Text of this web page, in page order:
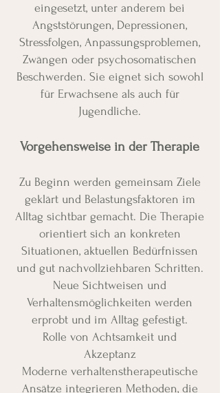
eingesetzt, unter anderem bei
Angststörungen, Depressionen,
Stressfolgen, Anpassungsproblemen,
Zwängen oder psychosomatischen
Beschwerden. Sie eignet sich sowohl
für Erwachsene als auch für
Jugendliche.
Vorgehensweise in der Therapie
Zu Beginn werden gemeinsam Ziele
geklärt und Belastungsfaktoren im
Alltag sichtbar gemacht. Die Therapie
orientiert sich an konkreten
Situationen, aktuellen Bedürfnissen
und gut nachvollziehbaren Schritten.
Neue Sichtweisen und
Verhaltensmöglichkeiten werden
erprobt und im Alltag gefestigt.
Rolle von Achtsamkeit und
Akzeptanz
Moderne verhaltenstherapeutische
Ansätze integrieren Methoden, die